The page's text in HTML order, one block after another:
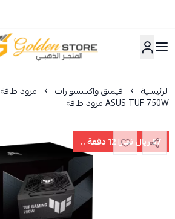
المتجر الذهبي
الرئيسية قيمنق واكسسوارات مزود طاقة
ASUS TUF 750W مزود طاقة
57 ريال تمارا 12 دفعة ..